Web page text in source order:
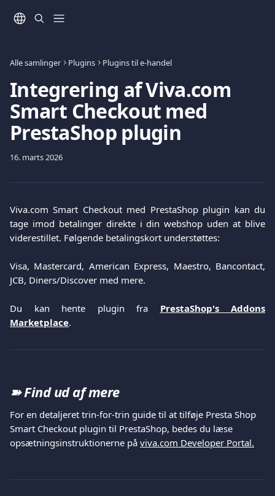
Alle samlinger Plugins Plugins til e-handel
Integrering af Viva.com
Smart Checkout med
PrestaShop plugin
16. marts 2026
Viva.com Smart Checkout med PrestaShop plugin kan du
tage imod betalinger direkte i din webshop uden at blive
viderestillet. Følgende betalingskort understøttes:
Visa, Mastercard, American Express, Maestro, Bancontact,
JCB, Diners/Discover med mere.
Du kan hente plugin fra PrestaShop's Addons
Marketplace.
➽Find ud af mere
For en detaljeret trin-for-trin guide til at tilføje Presta Shop
Smart Checkout plugin til PrestaShop, bedes du læse
opsætningsinstruktionerne på viva.com Developer Portal.